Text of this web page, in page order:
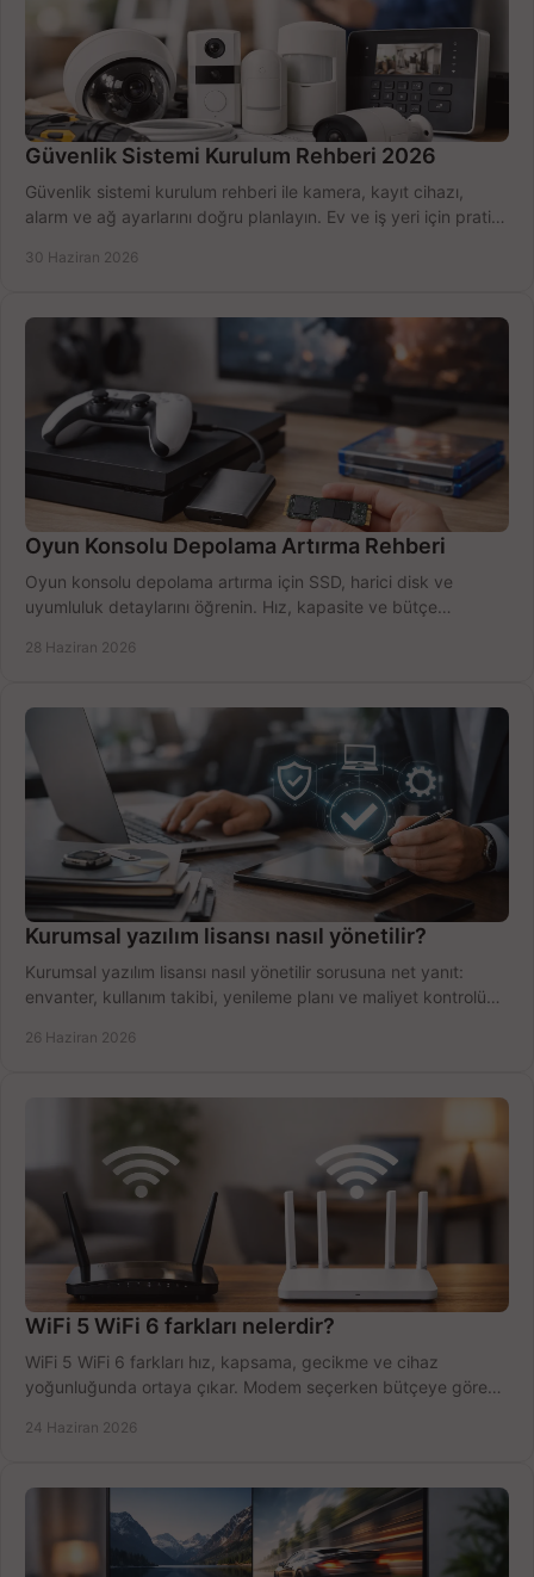
Güvenlik Sistemi Kurulum Rehberi 2026
Güvenlik sistemi kurulum rehberi ile kamera, kayıt cihazı,
alarm ve ağ ayarlarını doğru planlayın. Ev ve iş yeri için pratik
30 Haziran 2026
Oyun Konsolu Depolama Artırma Rehberi
Oyun konsolu depolama artırma için SSD, harici disk ve
uyumluluk detaylarını öğrenin. Hız, kapasite ve bütçe
28 Haziran 2026
Kurumsal yazılım lisansı nasıl yönetilir?
Kurumsal yazılım lisansı nasıl yönetilir sorusuna net yanıt:
envanter, kullanım takibi, yenileme planı ve maliyet kontrolü
26 Haziran 2026
WiFi 5 WiFi 6 farkları nelerdir?
WiFi 5 WiFi 6 farkları hız, kapsama, gecikme ve cihaz
yoğunluğunda ortaya çıkar. Modem seçerken bütçeye göre
24 Haziran 2026